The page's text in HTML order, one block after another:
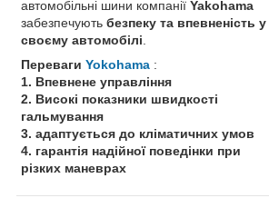
автомобільні шини компанії Yakohama
забезпечують безпеку та впевненість у
своєму автомобілі
Переваги Yokohama :
1. Впевнене управління
2. Високі показники швидкості
гальмування
3. адаптується до кліматичних умов
4. гарантія надійної поведінки при
різких маневрах